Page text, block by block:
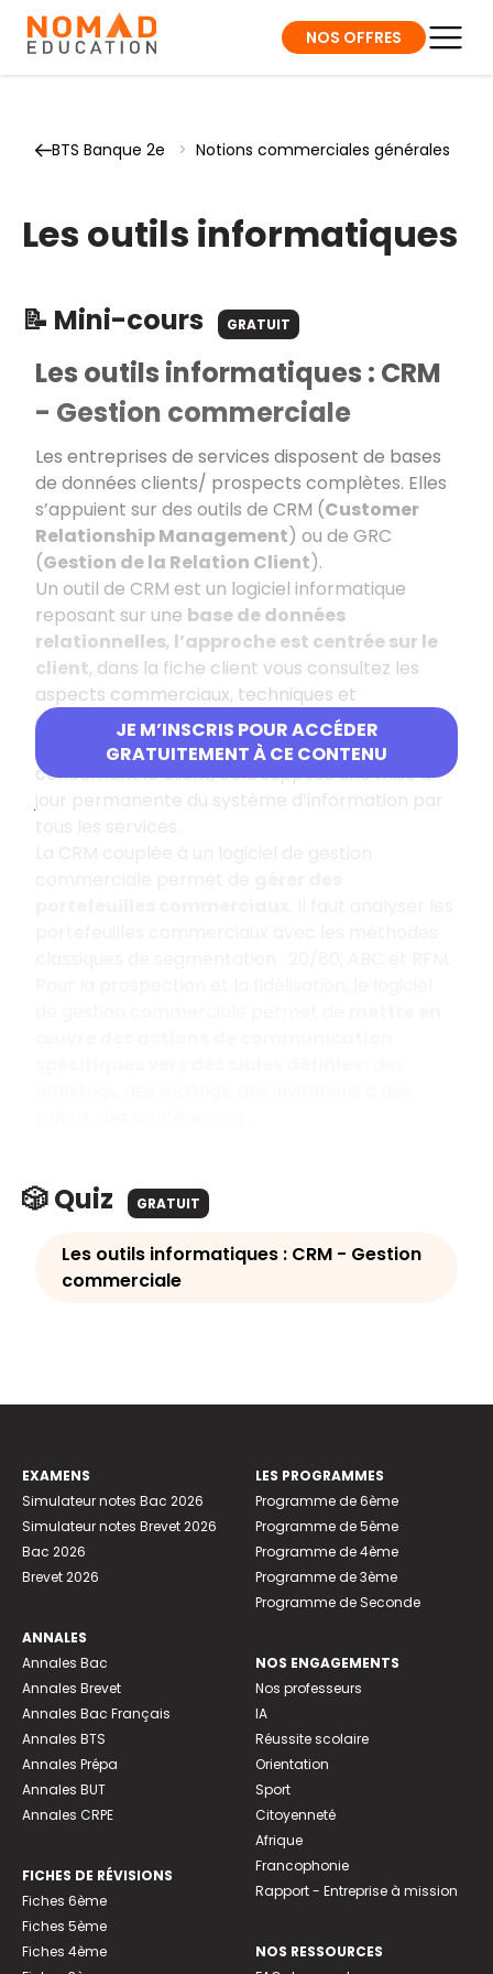
NOS OFFRES
BTS Banque 2e > Notions commerciales générales
Les outils informatiques
📝 Mini-cours GRATUIT
JE M’INSCRIS POUR ACCÉDER
GRATUITEMENT À CE CONTENU
Les outils informatiques : CRM
- Gestion commerciale
Les entreprises de services disposent de bases
de données clients/ prospects complètes. Elles
s’appuient sur des outils de CRM (Customer
Relationship Management) ou de GRC
(Gestion de la Relation Client).
Un outil de CRM est un logiciel informatique
reposant sur une base de données
relationnelles, l’approche est centrée sur le
client, dans la fiche client vous consultez les
aspects commerciaux, techniques et
comptables.
Vous disposez de toutes les informations
concernant le client, cela suppose une mise à
jour permanente du système d’information par
🎲 Quiz GRATUIT
Les outils informatiques : CRM - Gestion
commerciale
EXAMENS
Simulateur notes Bac 2026
Simulateur notes Brevet 2026
Bac 2026
Brevet 2026
ANNALES
Annales Bac
Annales Brevet
Annales Bac Français
Annales BTS
Annales Prépa
Annales BUT
Annales CRPE
FICHES DE RÉVISIONS
Fiches 6ème
Fiches 5ème
Fiches 4ème
LES PROGRAMMES
Programme de 6ème
Programme de 5ème
Programme de 4ème
Programme de 3ème
Programme de Seconde
NOS ENGAGEMENTS
Nos professeurs
IA
Réussite scolaire
Orientation
Sport
Citoyenneté
Afrique
Francophonie
Rapport - Entreprise à mission
NOS RESSOURCES